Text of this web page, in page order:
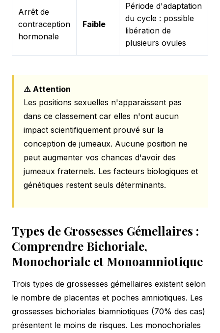
Arrêt de
contraception
hormonale
Faible
Période d'adaptation
du cycle : possible
libération de
plusieurs ovules
⚠️ Attention
Les positions sexuelles n'apparaissent pas
dans ce classement car elles n'ont aucun
impact scientifiquement prouvé sur la
conception de jumeaux. Aucune position ne
peut augmenter vos chances d'avoir des
jumeaux fraternels. Les facteurs biologiques et
génétiques restent seuls déterminants.
Types de Grossesses Gémellaires :
Comprendre Bichoriale,
Monochoriale et Monoamniotique
Trois types de grossesses gémellaires existent selon
le nombre de placentas et poches amniotiques. Les
grossesses bichoriales biamniotiques (70% des cas)
présentent le moins de risques. Les monochoriales